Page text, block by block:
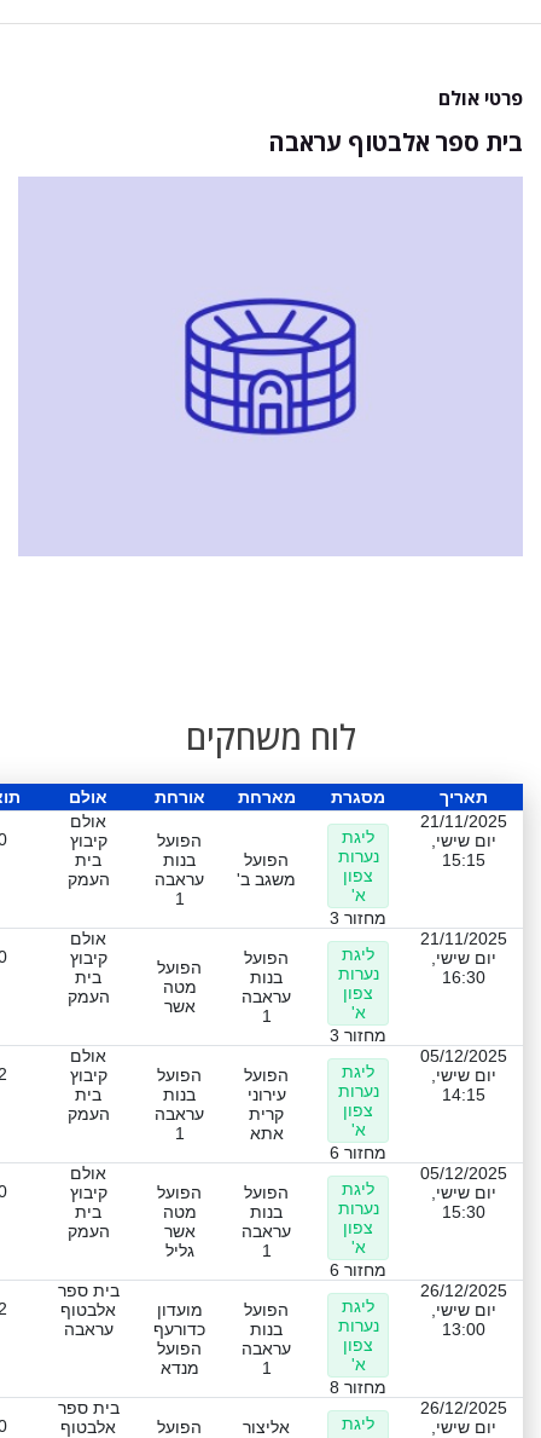
פרטי אולם
בית ספר אלבטוף עראבה
לוח משחקים
תאריך מסגרת מארחת אורחת אולם
21/11/2025
יום שישי,
15:15
ליגת
נערות
צפון
א'
מחזור 3
הפועל
משגב ב'
הפועל
בנות
עראבה
1
אולם
קיבוץ
בית
העמק
21/11/2025
יום שישי,
16:30
ליגת
נערות
צפון
א'
מחזור 3
הפועל
בנות
עראבה
1
הפועל
מטה
אשר
אולם
קיבוץ
בית
העמק
05/12/2025
יום שישי,
14:15
ליגת
נערות
צפון
א'
מחזור 6
הפועל
עירוני
קרית
אתא
הפועל
בנות
עראבה
1
אולם
קיבוץ
בית
העמק
05/12/2025
יום שישי,
15:30
ליגת
נערות
צפון
א'
מחזור 6
הפועל
בנות
עראבה
1
הפועל
מטה
אשר
גליל
אולם
קיבוץ
בית
העמק
26/12/2025
יום שישי,
13:00
ליגת
נערות
צפון
א'
מחזור 8
הפועל
בנות
עראבה
1
מועדון
כדורעף
הפועל
מנדא
בית ספר
אלבטוף
עראבה
26/12/2025
יום שישי,
ליגת
אליצור
הפועל
בית ספר
אלבטוף